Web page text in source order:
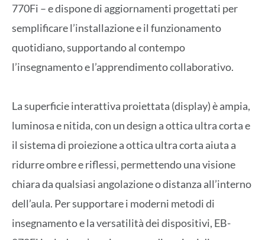
770Fi – e dispone di aggiornamenti progettati per
semplificare l’installazione e il funzionamento
quotidiano, supportando al contempo
l’insegnamento e l’apprendimento collaborativo.
La superficie interattiva proiettata (display) è ampia,
luminosa e nitida, con un design a ottica ultra corta e
il sistema di proiezione a ottica ultra corta aiuta a
ridurre ombre e riflessi, permettendo una visione
chiara da qualsiasi angolazione o distanza all’interno
dell’aula. Per supportare i moderni metodi di
insegnamento e la versatilità dei dispositivi, EB-